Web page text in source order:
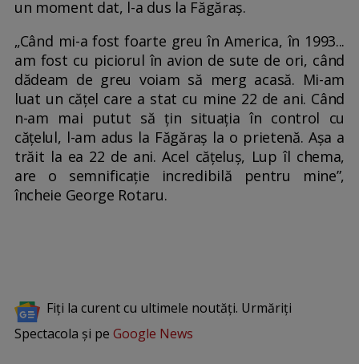
un moment dat, l-a dus la Făgăraș.
„Când mi-a fost foarte greu în America, în 1993...
am fost cu piciorul în avion de sute de ori, când
dădeam de greu voiam să merg acasă. Mi-am
luat un cățel care a stat cu mine 22 de ani. Când
n-am mai putut să țin situația în control cu
cățelul, l-am adus la Făgăraș la o prietenă. Așa a
trăit la ea 22 de ani. Acel cățeluș, Lup îl chema,
are o semnificație incredibilă pentru mine”,
încheie George Rotaru.
Fiți la curent cu ultimele noutăți. Urmăriți
Spectacola și pe Google News